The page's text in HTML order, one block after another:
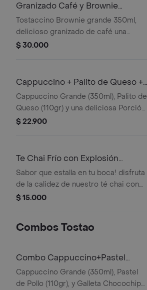
Granizado Café y Brownie
Grande
Tostaccino Brownie grande 350ml,
delicioso granizado de café una
mezcla de café 100 porciento
chantilly, salsa de caramelo y lluvia de
brownie.
$ 30.000
Cappuccino + Palito de Queso +
Torta
Cappuccino Grande (350ml), Palito de
Queso (110gr) y una deliciosa Porción
de Torta de Chocolate
$ 22.900
Te Chai Frío con Explosión
Caramelo
Sabor que estalla en tu boca! disfruta
de la calidez de nuestro té chai con
leche cremosa y el toque dulce del
liberan todo su sabor al morderlas.
especias y diversión en cada sorbo.
$ 15.000
Combos Tostao
Combo Cappuccino+Pastel
Pollo+Galleta
Cappuccino Grande (350ml), Pastel
de Pollo (110gr), y Galleta Chocochips